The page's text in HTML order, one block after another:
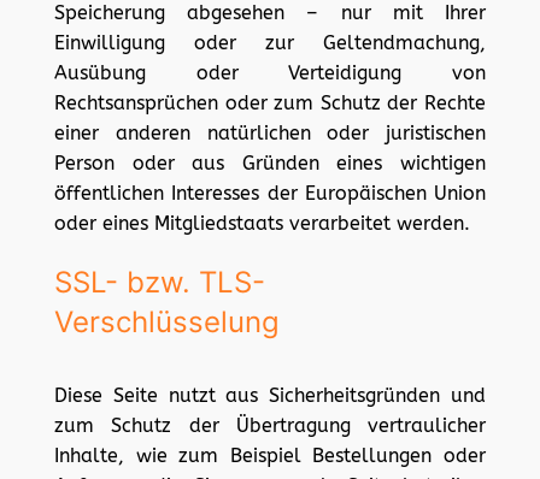
Speicherung abgesehen – nur mit Ihrer
Einwilligung oder zur Geltendmachung,
Ausübung oder Verteidigung von
Rechtsansprüchen oder zum Schutz der Rechte
einer anderen natürlichen oder juristischen
Person oder aus Gründen eines wichtigen
öffentlichen Interesses der Europäischen Union
oder eines Mitgliedstaats verarbeitet werden.
SSL- bzw. TLS-
Verschlüsselung
Diese Seite nutzt aus Sicherheitsgründen und
zum Schutz der Übertragung vertraulicher
Inhalte, wie zum Beispiel Bestellungen oder